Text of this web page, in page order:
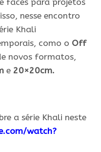
faces para projetos
nesse encontro
Khali
como o Off
novos formatos,
e 20×20cm.
a série Khali neste
com/watch?